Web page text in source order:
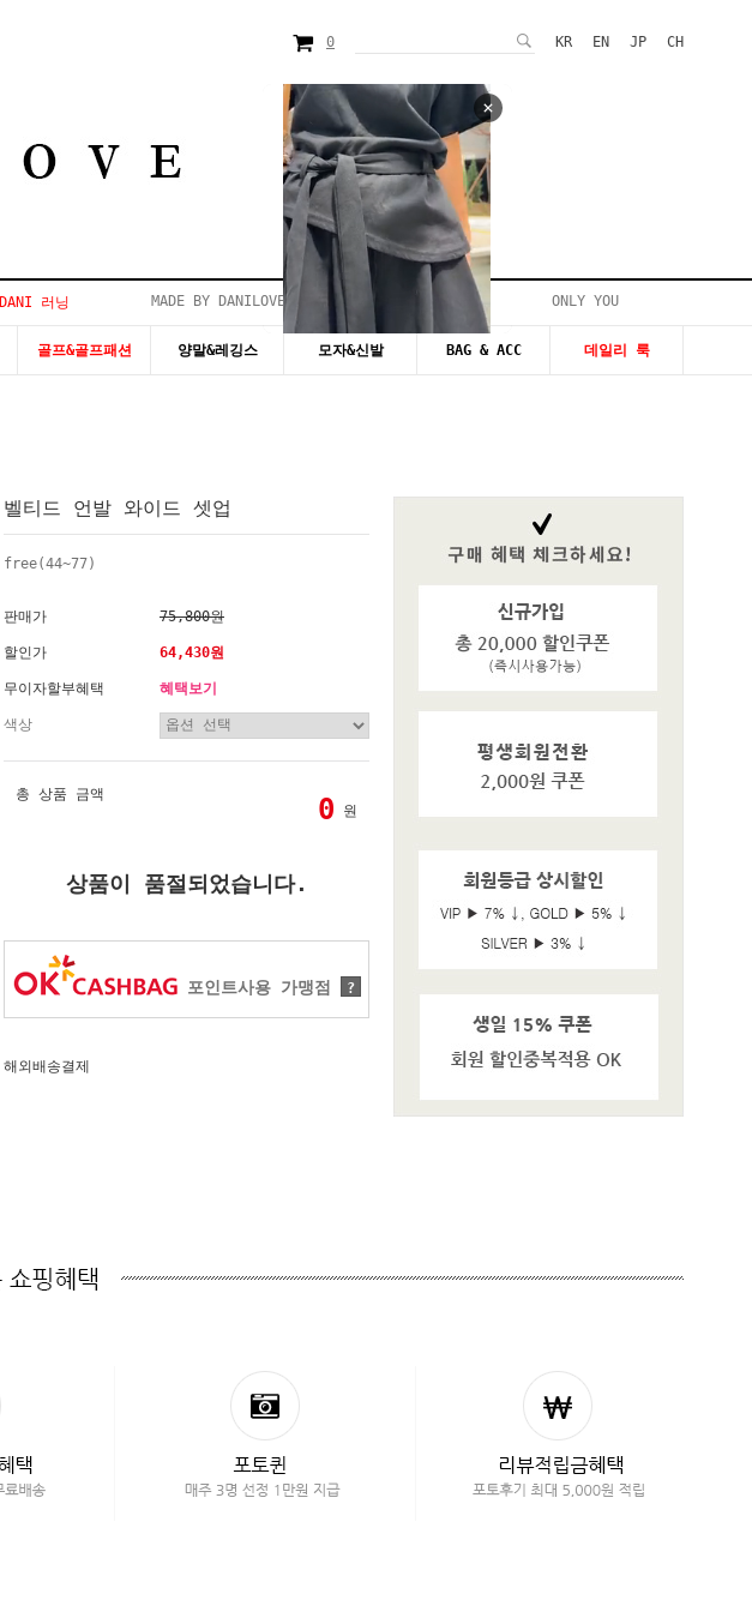
0 KR EN JP CH
DANI 러닝 MADE BY DANILOVE ONLY YOU
골프&골프패션 양말&레깅스 모자&신발 BAG & ACC 데일리 룩
벨티드 언발 와이드 셋업
free(44~77)
판매가 75,800원
할인가 64,430원
무이자할부혜택 혜택보기
색상
총 상품 금액 0 원
상품이 품절되었습니다.
포인트사용 가맹점 ?
해외배송결제